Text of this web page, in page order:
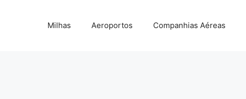
Milhas Aeroportos Companhias Aéreas